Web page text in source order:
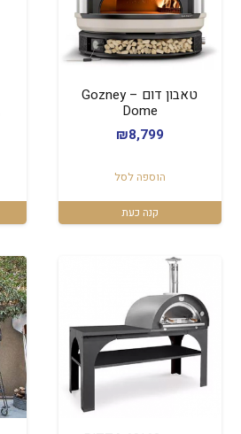
טאבון דום – Gozney
Dome
₪8,799
הוספה לסל
קנה כעת